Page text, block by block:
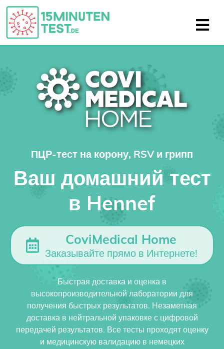
ПЦР-тест на корону, RSV и грипп
Ваш домашний тест
в Hennef
CoviMedical Home
Заказывайте прямо в Интернете!
Быстрая доставка и оценка в
высокопроизводительной лаборатории для
получения быстрых результатов. Незаметная
доставка в нейтральной упаковке с цифровой
передачей результатов. Все тесты проходят оценку
и медицинскую валидацию в немецких